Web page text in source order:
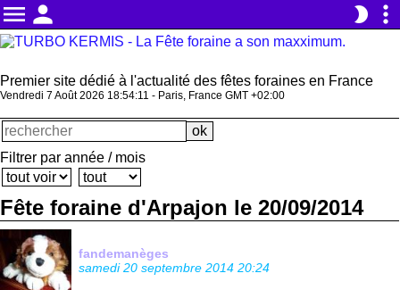
menu person brightness_2 more_vert
Premier site dédié à l'actualité des fêtes foraines en France
Vendredi 7 Août 2026 18:54:11 - Paris, France GMT +02:00
Filtrer par année / mois
Fête foraine d'Arpajon le 20/09/2014
fandemanèges
samedi 20 septembre 2014 20:24